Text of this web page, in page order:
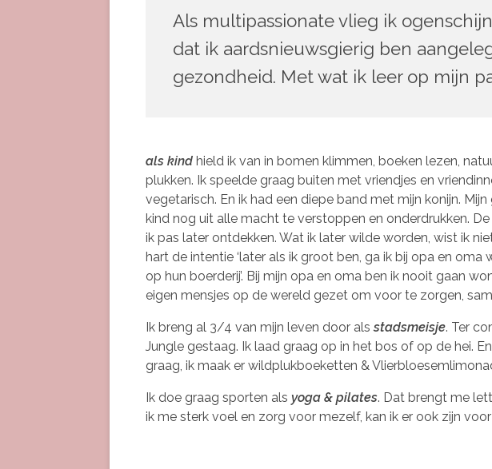
Als multipassionate vlieg ik
dat ik aardsnieuwsgierig ben
gezondheid. Met wat ik leer op mijn
als kind hield ik van in bomen klimmen, boeken lezen,
plukken. Ik speelde graag buiten met vriendjes en
vegetarisch. En ik had een diepe band met mijn konijn.
kind nog uit alle macht te verstoppen en onderdrukken.
ik pas later ontdekken. Wat ik later wilde worden, wist ik
hart de intentie ‘later als ik groot ben, ga ik bij opa en
op hun boerderij’. Bij mijn opa en oma ben ik nooit gaan
eigen mensjes op de wereld gezet om voor te zorgen,
Ik breng al 3/4 van mijn leven door alsstadsmeisje. Ter
Jungle gestaag. Ik laad graag op in het bos of op de hei.
graag, ik maak er wildplukboeketten &
Ik doe graag sporten als yoga & pilates. Dat brengt me
ik me sterk voel en zorg voor mezelf, kan ik er ook zijn